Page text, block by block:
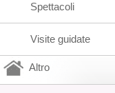
Spettacoli
Visite guidate
Altro